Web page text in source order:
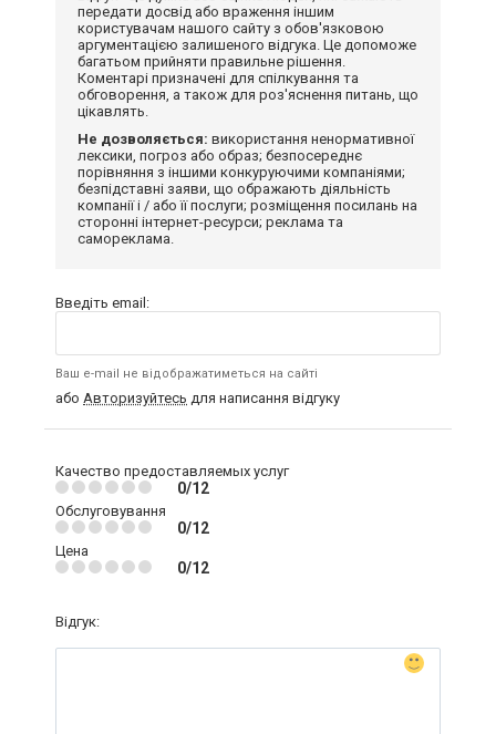
передати досвід або враження іншим
користувачам нашого сайту з обов'язковою
аргументацією залишеного відгука. Це допоможе
багатьом прийняти правильне рішення.
Коментарі призначені для спілкування та
обговорення, а також для роз'яснення питань, що
цікавлять.
Не дозволяється: використання ненормативної
лексики, погроз або образ; безпосереднє
порівняння з іншими конкуруючими компаніями;
безпідставні заяви, що ображають діяльність
компанії і / або її послуги; розміщення посилань на
сторонні інтернет-ресурси; реклама та
самореклама.
Введіть email:
Ваш e-mail не відображатиметься на сайті
або Авторизуйтесь для написання відгуку
Качество предоставляемых услуг
0/12
Обслуговування
0/12
Цена
0/12
Відгук: